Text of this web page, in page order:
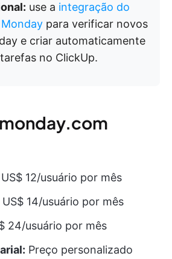
use a integração do
para verificar novos
e criar automaticamente
no ClickUp.
US$ 12/usuário por mês
US$ 14/usuário por mês
24/usuário por mês
Preço personalizado